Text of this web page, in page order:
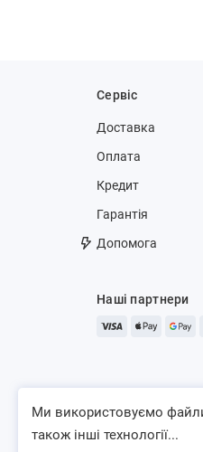
Сервіс
Доставка
Оплата
Кредит
Гарантія
Допомога
Наші партнери
Ми використовуємо
також інші технології...